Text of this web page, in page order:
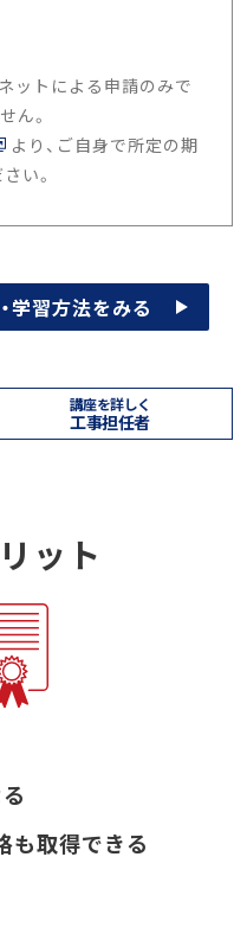
ットによる申請のみで
ん。
より、ご自身で所定の期
い。
学習方法をみる
講座を詳しく
工事担任者
ット
も取得できる